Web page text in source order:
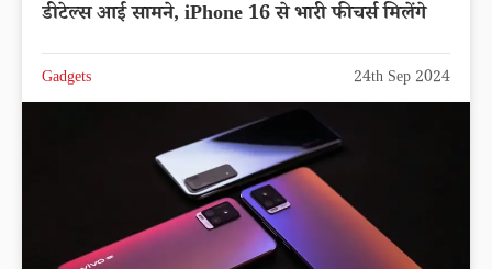
डीटेल्स आई सामने, iPhone 16 से भारी फीचर्स मिलेंगे
Gadgets 24th Sep 2024